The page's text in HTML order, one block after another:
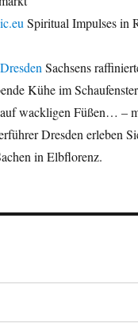
Spiritual Impulses in
Sachsens
Kühe im
wackligen Füßen… –
Dresden erleben
in Elbflorenz.